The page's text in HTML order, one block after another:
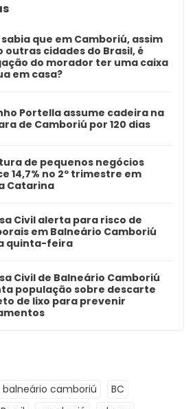
sabia que em Camboriú, assim
outras cidades do Brasil, é
do morador ter uma caixa
em casa?
Portella assume cadeira na
de Camboriú por 120 dias
de pequenos negócios
14,7% no 2º trimestre em
Catarina
Civil alerta para risco de
em Balneário Camboriú
quinta-feira
Civil de Balneário Camboriú
população sobre descarte
de lixo para prevenir
balneário camboriú
BC